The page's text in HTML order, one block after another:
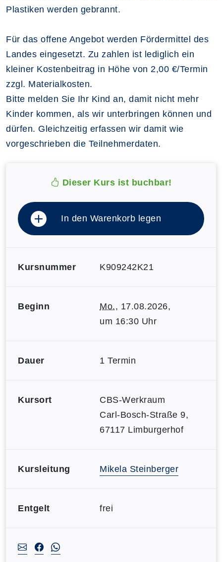
Plastiken werden gebrannt.
Für das offene Angebot werden Fördermittel des
Landes eingesetzt. Zu zahlen ist lediglich ein
kleiner Kostenbeitrag in Höhe von 2,00 €/Termin
zzgl. Materialkosten.
Bitte melden Sie Ihr Kind an, damit nicht mehr
Kinder kommen, als wir unterbringen können und
dürfen. Gleichzeitig erfassen wir damit wie
vorgeschrieben die Teilnehmerdaten.
Dieser Kurs ist buchbar!
In den Warenkorb legen
Kursnummer K909242K21
Beginn Mo., 17.08.2026,
um 16:30 Uhr
Dauer 1 Termin
Kursort
CBS-Werkraum
Carl-Bosch-Straße 9,
67117 Limburgerhof
Kursleitung Mikela Steinberger
Entgelt frei